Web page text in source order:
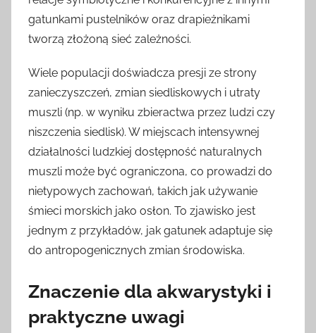
gatunkami pustelników oraz drapieżnikami
tworzą złożoną sieć zależności.
Wiele populacji doświadcza presji ze strony
zanieczyszczeń, zmian siedliskowych i utraty
muszli (np. w wyniku zbieractwa przez ludzi czy
niszczenia siedlisk). W miejscach intensywnej
działalności ludzkiej dostępność naturalnych
muszli może być ograniczona, co prowadzi do
nietypowych zachowań, takich jak używanie
śmieci morskich jako osłon. To zjawisko jest
jednym z przykładów, jak gatunek adaptuje się
do antropogenicznych zmian środowiska.
Znaczenie dla akwarystyki i
praktyczne uwagi